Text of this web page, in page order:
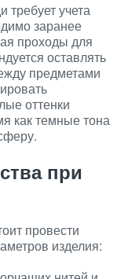
учета
заранее
проходы для
оставлять
предметами
оттенки
как темные тона
при
провести
изделия: